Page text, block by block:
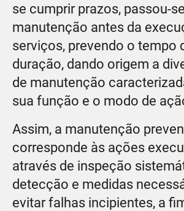
se cumprir prazos, passou-
manutenção antes da
serviços, prevendo o tempo
duração, dando origem a
de manutenção
sua função e o modo de
Assim, a manutenção
corresponde às ações
através de inspeção
detecção e medidas
evitar falhas incipientes, a